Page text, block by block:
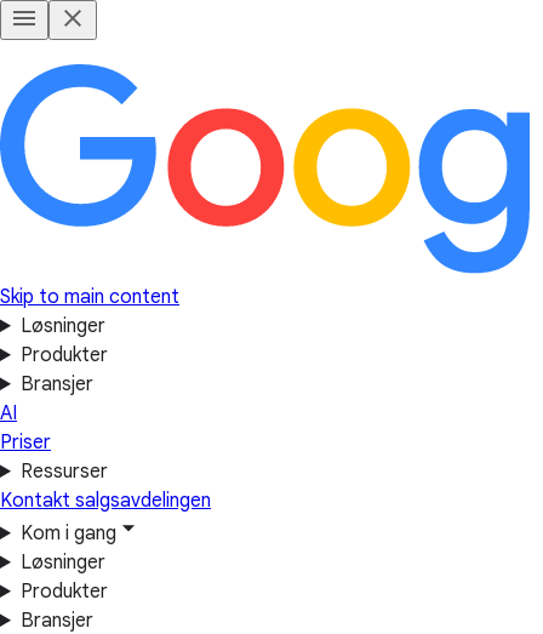
Skip to main content
Løsninger
Produkter
Bransjer
AI
Priser
Ressurser
Kontakt salgsavdelingen
Kom i gang
Løsninger
Produkter
Bransjer